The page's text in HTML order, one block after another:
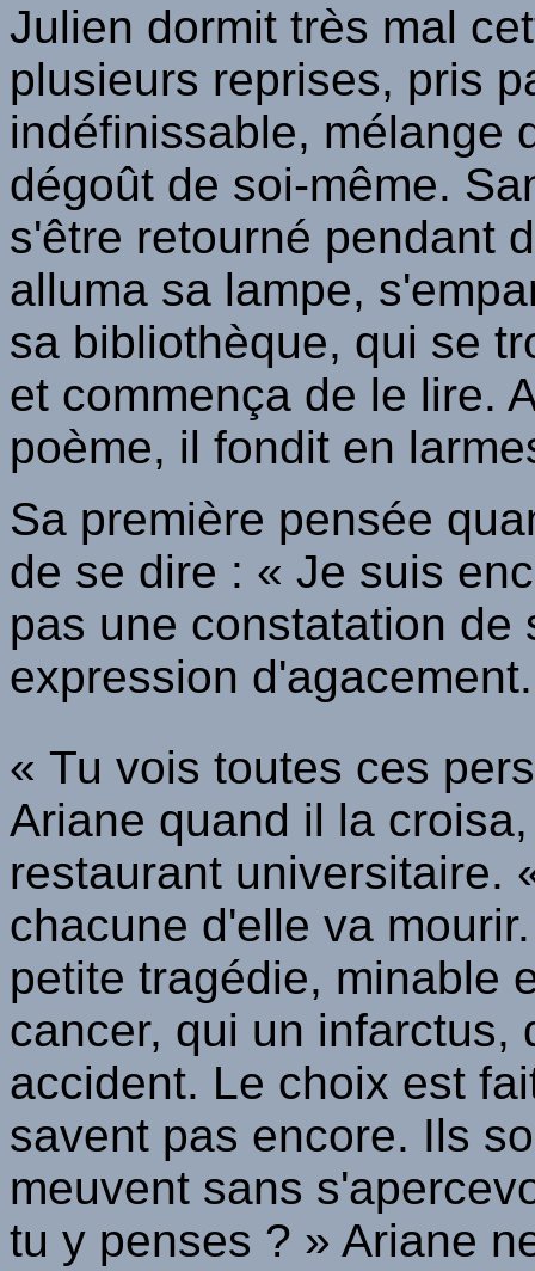
Julien dormit très mal
plusieurs reprises, pris
indéfinissable, mélange
dégoût de soi-même.
s'être retourné pendant
alluma sa lampe,
sa bibliothèque, qui se
et commença de le lire.
poème, il fondit en
Sa première pensée
de se dire : « Je suis
pas une constatation de
expression d'agacement.
« Tu vois toutes ces
Ariane quand il la
restaurant universitaire.
chacune d'elle va
petite tragédie, minable
cancer, qui un infarctus,
accident. Le choix est
savent pas encore. Ils
meuvent sans
tu y penses ? » Ariane